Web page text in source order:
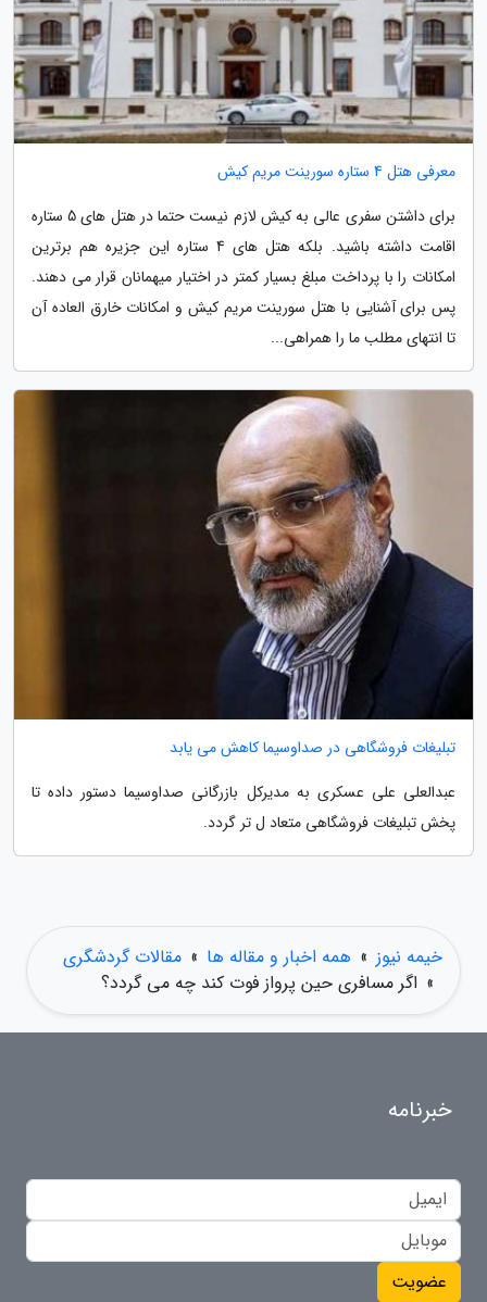
معرفی هتل 4 ستاره سورینت مریم کیش
برای داشتن سفری عالی به کیش لازم نیست حتما در هتل های 5 ستاره
اقامت داشته باشید. بلکه هتل های 4 ستاره این جزیره هم برترین
امکانات را با پرداخت مبلغ بسیار کمتر در اختیار میهمانان قرار می دهند.
پس برای آشنایی با هتل سورینت مریم کیش و امکانات خارق العاده آن
تا انتهای مطلب ما را همراهی...
تبلیغات فروشگاهی در صداوسیما کاهش می یابد
عبدالعلی علی عسکری به مدیرکل بازرگانی صداوسیما دستور داده تا
پخش تبلیغات فروشگاهی متعاد ل تر گردد.
خیمه نیوز » همه اخبار و مقاله ها » مقالات گردشگری
» اگر مسافری حین پرواز فوت کند چه می گردد؟
خبرنامه
عضویت